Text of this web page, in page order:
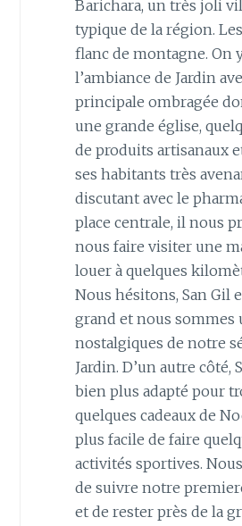
Barichara, un très joli
typique de la région.
flanc de montagne. On
l’ambiance de Jardin
principale ombragée
une grande église,
de produits artisanaux
ses habitants très
discutant avec le
place centrale, il nous
nous faire visiter une
louer à quelques
Nous hésitons, San Gil
grand et nous sommes
nostalgiques de notre
Jardin. D’un autre côté,
bien plus adapté pour
quelques cadeaux de
plus facile de faire
activités sportives.
de suivre notre
et de rester près de la